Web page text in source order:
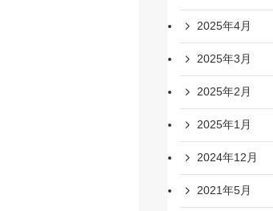
2025年4月
2025年3月
2025年2月
2025年1月
2024年12月
2021年5月